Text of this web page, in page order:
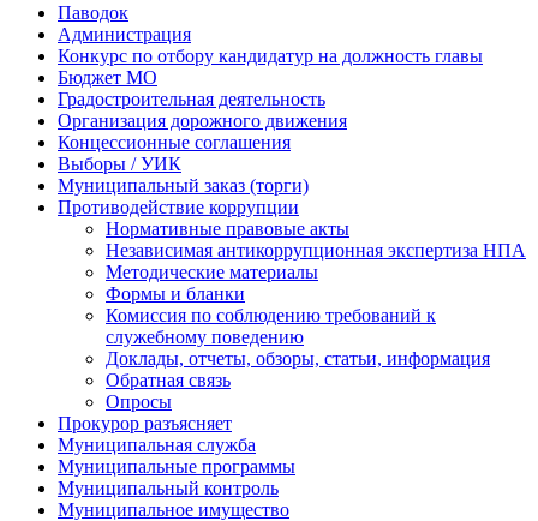
Паводок
Администрация
Конкурс по отбору кандидатур на должность главы
Бюджет МО
Градостроительная деятельность
Организация дорожного движения
Концессионные соглашения
Выборы / УИК
Муниципальный заказ (торги)
Противодействие коррупции
Нормативные правовые акты
Независимая антикоррупционная экспертиза НПА
Методические материалы
Формы и бланки
Комиссия по соблюдению требований к
служебному поведению
Доклады, отчеты, обзоры, статьи, информация
Обратная связь
Опросы
Прокурор разъясняет
Муниципальная служба
Муниципальные программы
Муниципальный контроль
Муниципальное имущество